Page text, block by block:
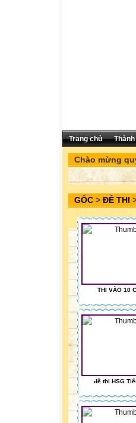
Trang chủ
Chào mừng
GỐC > ĐỀ THI
THI VÀO 10
đề thi HSG